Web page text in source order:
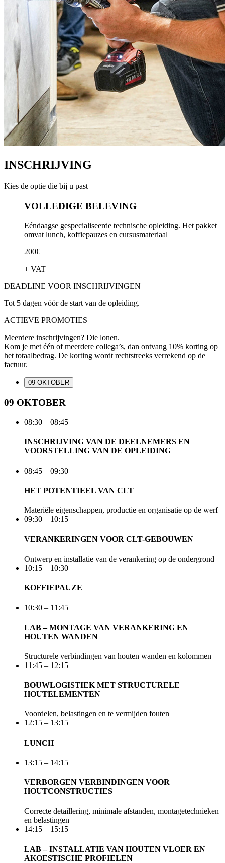
INSCHRIJVING
Kies de optie die bij u past
VOLLEDIGE BELEVING
Eéndaagse gespecialiseerde technische opleiding. Het pakket
omvat lunch, koffiepauzes en cursusmateriaal
200€
+ VAT
DEADLINE VOOR INSCHRIJVINGEN
Tot 5 dagen vóór de start van de opleiding.
ACTIEVE PROMOTIES
Meerdere inschrijvingen? Die lonen.
Kom je met één of meerdere collega’s, dan ontvang 10% korting op
het totaalbedrag. De korting wordt rechtstreeks verrekend op de
factuur.
09 OKTOBER
09 OKTOBER
08:30 – 08:45
INSCHRIJVING VAN DE DEELNEMERS EN
VOORSTELLING VAN DE OPLEIDING
08:45 – 09:30
HET POTENTIEEL VAN CLT
Materiële eigenschappen, productie en organisatie op de werf
09:30 – 10:15
VERANKERINGEN VOOR CLT-GEBOUWEN
Ontwerp en installatie van de verankering op de ondergrond
10:15 – 10:30
KOFFIEPAUZE
10:30 – 11:45
LAB – MONTAGE VAN VERANKERING EN
HOUTEN WANDEN
Structurele verbindingen van houten wanden en kolommen
11:45 – 12:15
BOUWLOGISTIEK MET STRUCTURELE
HOUTELEMENTEN
Voordelen, belastingen en te vermijden fouten
12:15 – 13:15
LUNCH
13:15 – 14:15
VERBORGEN VERBINDINGEN VOOR
HOUTCONSTRUCTIES
Correcte detaillering, minimale afstanden, montagetechnieken
en belastingen
14:15 – 15:15
LAB – INSTALLATIE VAN HOUTEN VLOER EN
AKOESTISCHE PROFIELEN